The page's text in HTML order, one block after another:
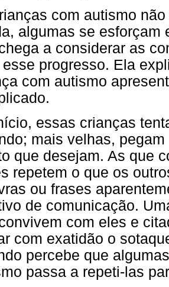
com autismo
algumas se esforçam
a considerar as
esse progresso. Ela
com autismo
essas crianças
mais velhas,
que desejam. As que
repetem o que os
ou frases
de comunicação.
com eles e
com exatidão o
percebe que
passa a repeti-las